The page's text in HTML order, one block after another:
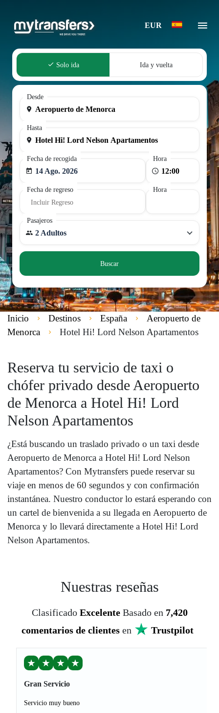
EUR
Solo ida Ida y vuelta
Desde
Hasta
Fecha de recogida
14 Ago. 2026
Hora
Fecha de regreso
Incluir Regreso
Hora
Pasajeros
2 Adultos
Buscar
Inicio Destinos España
Aeropuerto de
Menorca
Hotel Hi! Lord Nelson Apartamentos
Reserva tu servicio de taxi o
chófer privado desde Aeropuerto
de Menorca a Hotel Hi! Lord
Nelson Apartamentos
¿Está buscando un traslado privado o un taxi desde
Aeropuerto de Menorca a Hotel Hi! Lord Nelson
Apartamentos? Con Mytransfers puede reservar su
viaje en menos de 60 segundos y con confirmación
instantánea. Nuestro conductor lo estará esperando con
un cartel de bienvenida a su llegada en Aeropuerto de
Menorca y lo llevará directamente a Hotel Hi! Lord
Nelson Apartamentos.
Nuestras reseñas
Clasificado Excelente Basado en 7,420
comentarios de clientes en Trustpilot
★ ★ ★ ★
Gran Servicio
Servicio muy bueno